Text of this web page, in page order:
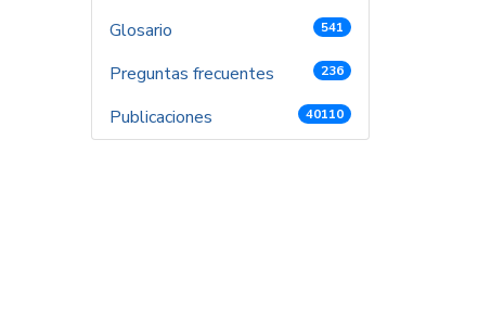
Glosario 541
Preguntas frecuentes 236
Publicaciones 40110